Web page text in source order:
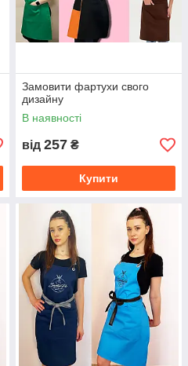
Замовити фартухи свого
дизайну
В наявності
від 257 ₴
Купити